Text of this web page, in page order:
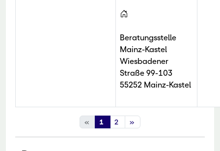
Beratungsstelle
Mainz-Kastel
Wiesbadener
Straße 99-103
55252 Mainz-Kastel
« 1 2 »